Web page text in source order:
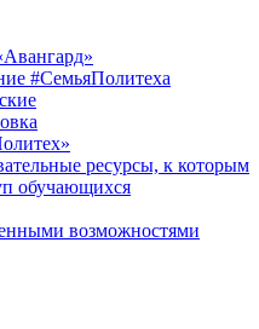
#СемьяПолитеха
ресурсы, к которым
обучающихся
возможностями